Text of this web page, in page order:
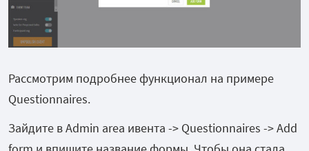
Рассмотрим подробнее функционал на примере
Questionnaires.
Зайдите в Admin area ивента -> Questionnaires -> Add